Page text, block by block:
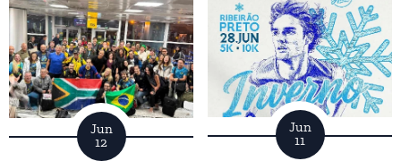
Jun
12
Jun
11